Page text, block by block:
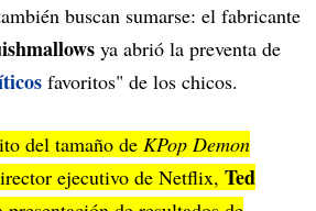
buscan sumarse: el fabricante
ya abrió la preventa de
favoritos" de los chicos.
del tamaño de KPop Demon
ejecutivo de Netflix, Ted